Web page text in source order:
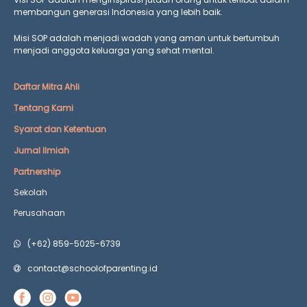
membangun generasi Indonesia yang lebih baik.
Misi SOP adalah menjadi wadah yang aman untuk bertumbuh
menjadi anggota keluarga yang sehat mental.
Daftar Mitra Ahli
Tentang Kami
Syarat dan Ketentuan
Jurnal Ilmiah
Partnership
Sekolah
Perusahaan
(+62) 859-5025-6739
contact@schoolofparenting.id